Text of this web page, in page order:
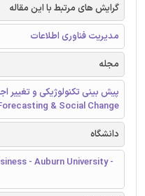
گرایش های مرتبط با این مقاله
مدیریت فناوری اطلاعات
مجله
& Social Change
دانشگاه
- Auburn University -